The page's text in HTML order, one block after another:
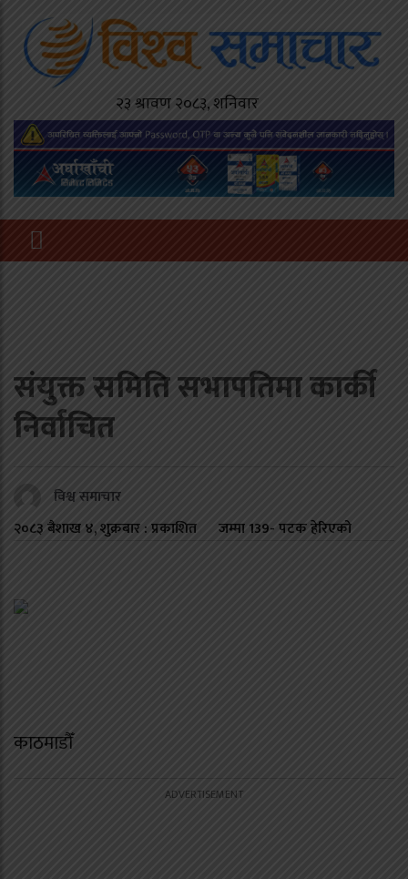
संयुक्त समिति सभापतिमा कार्की
निर्वाचित
विश्व समाचार
२०८३ बैशाख ४, शुक्रबार : प्रकाशित
जम्मा139- पटक हेरिएको
काठमाडौँ